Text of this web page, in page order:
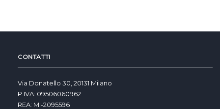
CONTATTI
Via Donatello 30, 20131 Milano
P.IVA: 09506060962
REA: MI-2095596